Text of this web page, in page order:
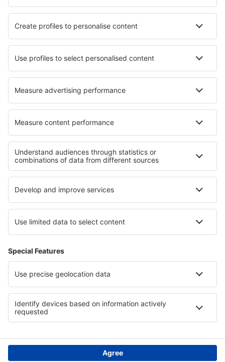
Lufthansa
Despre eSky
Cariere
Termeni şi condiţii
Rezervările mele
Politica de Confidențialitate
Politică cookie
Asistenţă şi contact
Țări
Siteuri internaționale
eSky.eu eSky.com eDestinos.com